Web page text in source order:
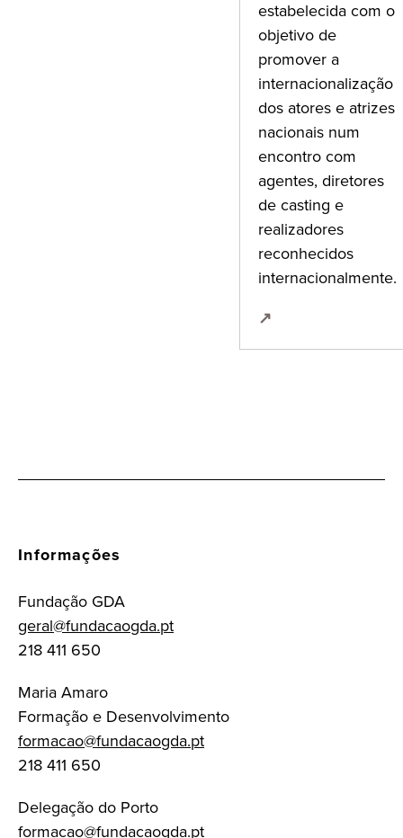
estabelecida com o
objetivo de
promover a
internacionalização
dos atores e atrizes
nacionais num
encontro com
agentes, diretores
de casting e
realizadores
reconhecidos
internacionalmente.
↗
Informações
Fundação GDA
geral@fundacaogda.pt
218 411 650
Maria Amaro
Formação e Desenvolvimento
formacao@fundacaogda.pt
218 411 650
Delegação do Porto
formacao@fundacaogda.pt